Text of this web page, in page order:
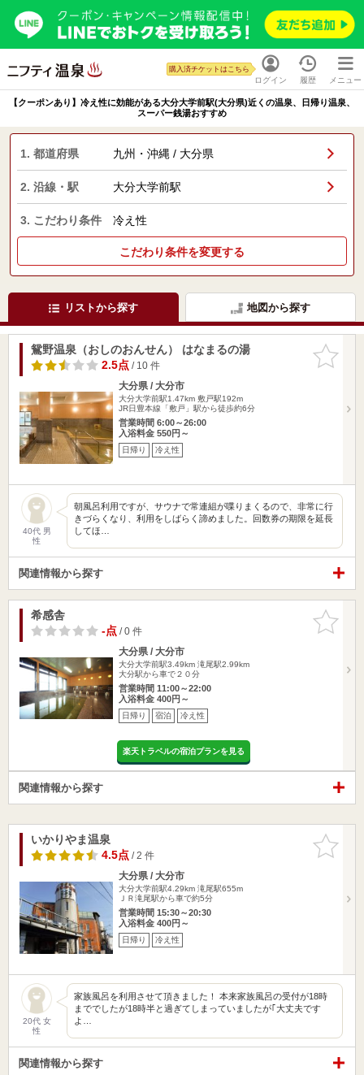
ログイン
購入済チケットはこちら
履歴 メニュー
【クーポンあり】冷え性に効能がある大分大学前駅(大分県)近くの温泉、日帰り温泉、
スーパー銭湯おすすめ
1. 都道府県 九州・沖縄 / 大分県
2. 沿線・駅 大分大学前駅
3. こだわり条件 冷え性
こだわり条件を変更する
リストから探す 地図から探す
お気に入
りに追加
鴛野温泉（おしのおんせん） はなまるの湯
2.5点/ 10 件
大分県 / 大分市
大分大学前駅1.47km 敷戸駅192m
JR日豊本線「敷戸」駅から徒歩約6分
営業時間 6:00～26:00
入浴料金 550円～
日帰り 冷え性
40代 男
性
朝風呂利用ですが、サウナで常連組が喋りまくるので、非常に行
きづらくなり、利用をしばらく諦めました。回数券の期限を延長
してほ…
関連情報から探す
お気に入
りに追加
希感舎
-点/ 0 件
大分県 / 大分市
大分大学前駅3.49km 滝尾駅2.99km
大分駅から車で２０分
営業時間 11:00～22:00
入浴料金 400円～
日帰り 宿泊 冷え性
楽天トラベルの宿泊プランを見る
関連情報から探す
お気に入
りに追加
いかりやま温泉
4.5点/ 2 件
大分県 / 大分市
大分大学前駅4.29km 滝尾駅655m
ＪＲ滝尾駅から車で約5分
営業時間 15:30～20:30
入浴料金 400円～
日帰り 冷え性
20代 女
性
家族風呂を利用させて頂きました！ 本来家族風呂の受付が18時
まででしたが18時半と過ぎてしまっていましたが｢大丈夫です
よ…
関連情報から探す